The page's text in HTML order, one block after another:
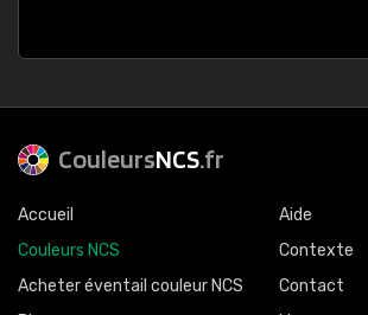
CouleursNCS.fr
Accueil
Couleurs NCS
Acheter éventail couleur NCS
Aide
Contexte
Contact